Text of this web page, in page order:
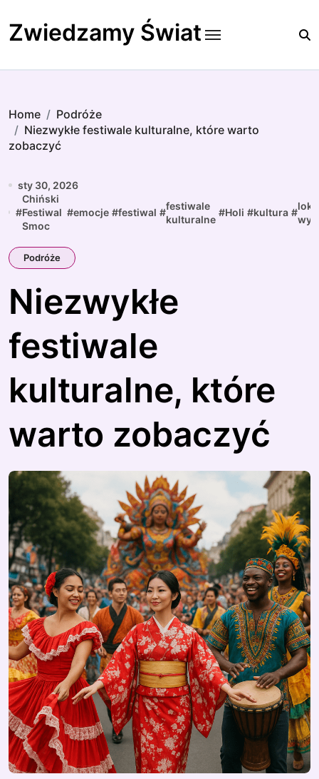
to
content
Zwiedzamy Świat
Home
Podróże
Niezwykłe festiwale kulturalne, które warto
zobaczyć
sty 30, 2026
#
Chiński
Festiwal
Smoc
#emocje #festiwal #
festiwale
kulturalne
#Holi #kultura #
Podróże
Niezwykłe
festiwale
kulturalne, które
warto zobaczyć